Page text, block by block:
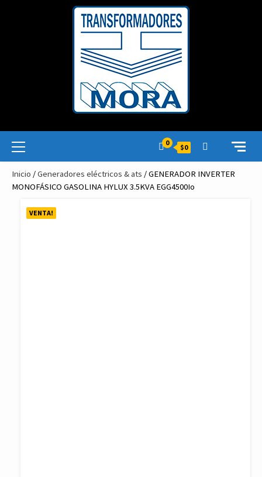
Primary
Menu
0
$0
Inicio /Generadores eléctricos & ats / GENERADOR INVERTER
MONOFÁSICO GASOLINA HYLUX 3.5KVA EGG4500Io
VENTA!